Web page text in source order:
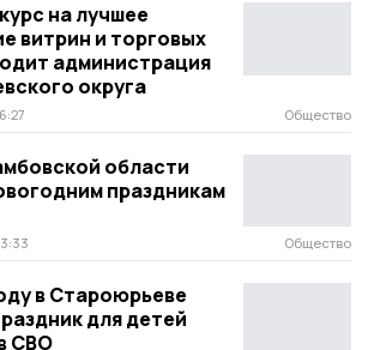
на лучшее
витрин и торговых
администрация
округа
Общество
области
праздникам
Общество
в Староюрьеве
для детей
СВО